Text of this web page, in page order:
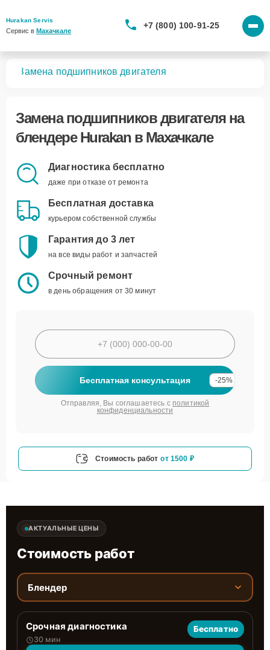
Hurakan Servis
Сервис в Махачкале
+7 (800) 100-91-25
Замена подшипников двигателя
Замена подшипников двигателяна
блендере Hurakan в Махачкале
Диагностика бесплатно
даже при отказе от ремонта
Бесплатная доставка
курьером собственной службы
Гарантия до 3 лет
на все виды работ и запчастей
Срочный ремонт
в день обращения от 30 минут
Бесплатная консультация -25%
Отправляя, Вы соглашаетесь с политикой
конфиденциальности
Стоимость работ от 1500 ₽
АКТУАЛЬНЫЕ ЦЕНЫ
Стоимость работ
Блендер
Срочная диагностика
30 мин
Бесплатно